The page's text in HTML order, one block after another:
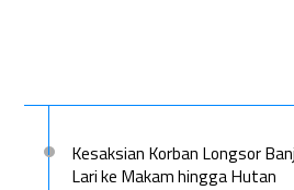
Kesaksian Korban Longsor
Lari ke Makam hingga Hutan